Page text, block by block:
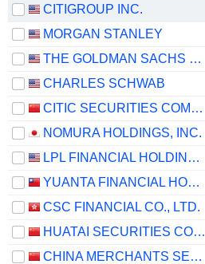
CITIGROUP INC.
MORGAN STANLEY
THE GOLDMAN SACHS GROUP, INC.
CHARLES SCHWAB
CITIC SECURITIES COMPANY LIMITED
NOMURA HOLDINGS, INC.
LPL FINANCIAL HOLDINGS INC.
YUANTA FINANCIAL HOLDING CO., LTD.
CSC FINANCIAL CO., LTD.
HUATAI SECURITIES CO., LTD.
CHINA MERCHANTS SECURITIES CO., LTD.